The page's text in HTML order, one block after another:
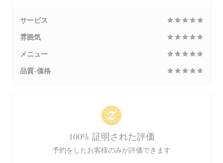
サービス
雰囲気
メニュー
品質-価格
100% 証明された評価
予約をしたお客様のみが評価できます